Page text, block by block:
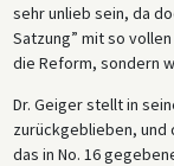
sehr unlieb sein, da
Satzung” mit so
die Reform, sondern
Dr. Geiger stellt in
zurückgeblieben, und
das in No. 16